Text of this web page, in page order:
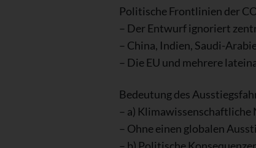
Politische Frontlinien der
– Der Entwurf ignoriert
– China, Indien, Saudi-
– Die EU und mehrere
Bedeutung des
– a)
– Ohne einen globalen